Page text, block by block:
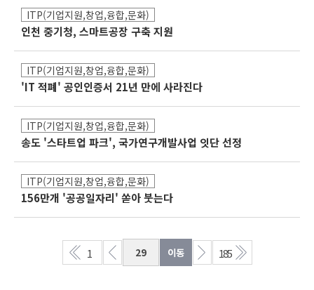
ITP(기업지원,창업,융합,문화)
인천 중기청, 스마트공장 구축 지원
ITP(기업지원,창업,융합,문화)
'IT 적폐' 공인인증서 21년 만에 사라진다
ITP(기업지원,창업,융합,문화)
송도 '스타트업 파크', 국가연구개발사업 잇단 선정
ITP(기업지원,창업,융합,문화)
156만개 '공공일자리' 쏟아 붓는다
1 185